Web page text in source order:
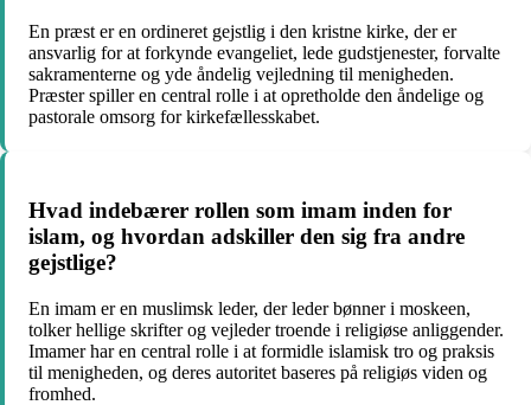
En præst er en ordineret gejstlig i den kristne kirke, der er
ansvarlig for at forkynde evangeliet, lede gudstjenester, forvalte
sakramenterne og yde åndelig vejledning til menigheden.
Præster spiller en central rolle i at opretholde den åndelige og
pastorale omsorg for kirkefællesskabet.
Hvad indebærer rollen som imam inden for
islam, og hvordan adskiller den sig fra andre
gejstlige?
En imam er en muslimsk leder, der leder bønner i moskeen,
tolker hellige skrifter og vejleder troende i religiøse anliggender.
Imamer har en central rolle i at formidle islamisk tro og praksis
til menigheden, og deres autoritet baseres på religiøs viden og
fromhed.